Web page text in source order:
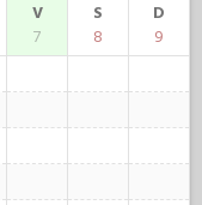
V
7
S
8
D
9